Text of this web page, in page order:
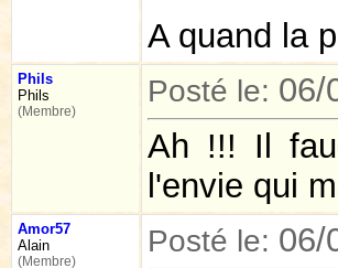
A quand la
Phils
Phils
(Membre)
Posté le: 06/
Ah !!! Il
l'envie qui
Amor57
Alain
(Membre)
Posté le: 06/